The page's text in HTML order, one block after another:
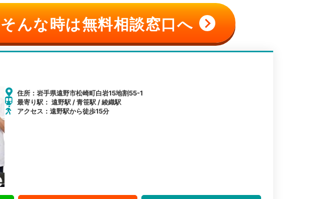
そんな時は無料相談窓口へ
住所：岩手県遠野市松崎町白岩15地割55-1
最寄り駅： 遠野駅 / 青笹駅 / 綾織駅
アクセス：遠野駅から徒歩15分